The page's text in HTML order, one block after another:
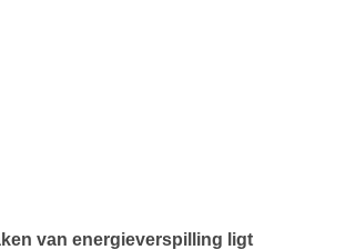
van energieverspilling ligt